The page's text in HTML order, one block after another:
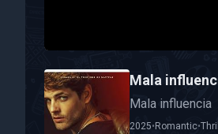
Mala
Mala influencia
2025• Romantic•